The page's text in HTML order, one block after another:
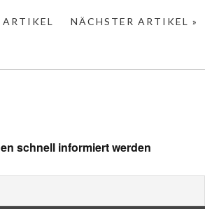
NÄCHSTER ARTIKEL »
schnell informiert werden